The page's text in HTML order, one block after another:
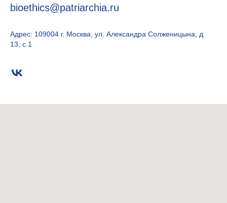
bioethics@patriarchia.ru
Адрес: 109004 г. Москва, ул. Александра Солженицына, д.
13, с.1